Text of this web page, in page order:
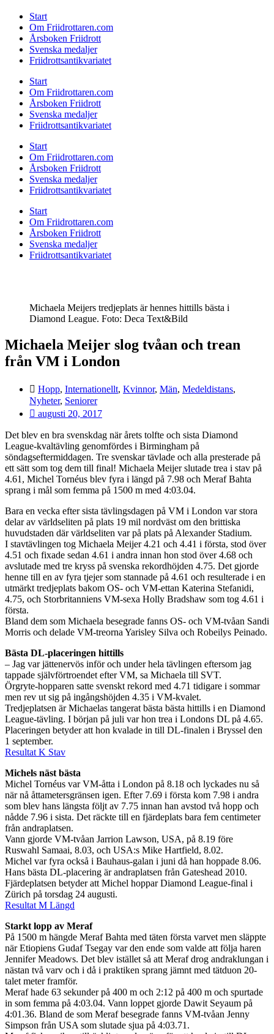
Start
Om Friidrottaren.com
Årsboken Friidrott
Svenska medaljer
Friidrottsantikvariatet
Start
Om Friidrottaren.com
Årsboken Friidrott
Svenska medaljer
Friidrottsantikvariatet
Start
Om Friidrottaren.com
Årsboken Friidrott
Svenska medaljer
Friidrottsantikvariatet
Start
Om Friidrottaren.com
Årsboken Friidrott
Svenska medaljer
Friidrottsantikvariatet
Michaela Meijers tredjeplats är hennes hittills bästa i
Diamond League. Foto: Deca Text&Bild
Michaela Meijer slog tvåan och trean
från VM i London
Hopp, Internationellt, Kvinnor, Män, Medeldistans,
Nyheter, Seniorer
augusti 20, 2017
Det blev en bra svenskdag när årets tolfte och sista Diamond
League-kvaltävling genomfördes i Birmingham på
söndagseftermiddagen. Tre svenskar tävlade och alla presterade på
ett sätt som tog dem till final! Michaela Meijer slutade trea i stav på
4.61, Michel Tornéus blev fyra i längd på 7.98 och Meraf Bahta
sprang i mål som femma på 1500 m med 4:03.04.
Bara en vecka efter sista tävlingsdagen på VM i London var stora
delar av världseliten på plats 19 mil nordväst om den brittiska
huvudstaden där världseliten var på plats på Alexander Stadium.
I stavtävlingen tog Michaela Meijer 4.21 och 4.41 i första, stod över
4.51 och fixade sedan 4.61 i andra innan hon stod över 4.68 och
avslutade med tre kryss på svenska rekordhöjden 4.75. Det gjorde
henne till en av fyra tjejer som stannade på 4.61 och resulterade i en
utmärkt tredjeplats bakom OS- och VM-ettan Katerina Stefanidi,
4.75, och Storbritanniens VM-sexa Holly Bradshaw som tog 4.61 i
första.
Bland dem som Michaela besegrade fanns OS- och VM-tvåan Sandi
Morris och delade VM-treorna Yarisley Silva och Robeilys Peinado.
Bästa DL-placeringen hittills
– Jag var jättenervös inför och under hela tävlingen eftersom jag
tappade självförtroendet efter VM, sa Michaela till SVT.
Örgryte-hopparen satte svenskt rekord med 4.71 tidigare i sommar
men rev ut sig på ingångshöjden 4.35 i VM-kvalet.
Tredjeplatsen är Michaelas tangerat bästa bästa hittills i en Diamond
League-tävling. I början på juli var hon trea i Londons DL på 4.65.
Placeringen betyder att hon kvalade in till DL-finalen i Bryssel den
1 september.
Resultat K Stav
Michels näst bästa
Michel Tornéus var VM-åtta i London på 8.18 och lyckades nu så
när nå åttametersgränsen igen. Efter 7.69 i första kom 7.98 i andra
som blev hans längsta följt av 7.75 innan han avstod två hopp och
nådde 7.96 i sista. Det räckte till en fjärdeplats bara fem centimeter
från andraplatsen.
Vann gjorde VM-tvåan Jarrion Lawson, USA, på 8.19 före
Ruswahl Samaai, 8.03, och USA:s Mike Hartfield, 8.02.
Michel var fyra också i Bauhaus-galan i juni då han hoppade 8.06.
Hans bästa DL-placering är andraplatsen från Gateshead 2010.
Fjärdeplatsen betyder att Michel hoppar Diamond League-final i
Zürich på torsdag 24 augusti.
Resultat M Längd
Starkt lopp av Meraf
På 1500 m hängde Meraf Bahta med täten första varvet men släppte
när Etiopiens Gudaf Tsegay var den ende som valde att följa haren
Jennifer Meadows. Det blev istället så att Meraf drog andraklungan i
nästan två varv och i då i praktiken sprang jämnt med tätduon 20-
talet meter framför.
Meraf hade 63 sekunder på 400 m och 2:12 på 400 m och spurtade
in som femma på 4:03.04. Vann loppet gjorde Dawit Seyaum på
4:01.36. Bland de som Meraf besegrade fanns VM-tvåan Jenny
Simpson från USA som slutade sjua på 4:03.71.